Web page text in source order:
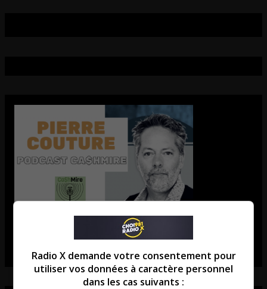
Radio X demande votre consentement pour
utiliser vos données à caractère personnel
dans les cas suivants :